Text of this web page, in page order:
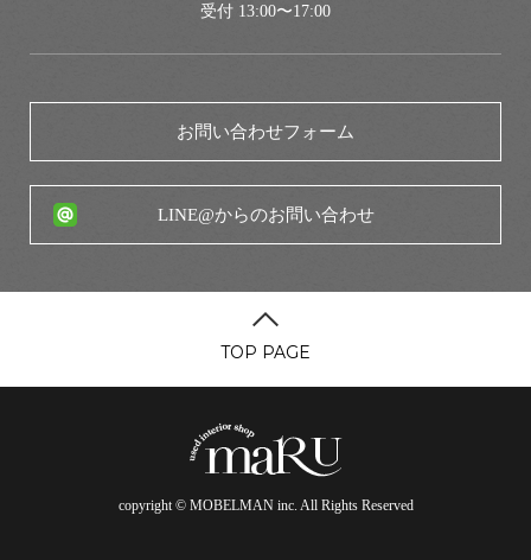
受付 13:00〜17:00
お問い合わせフォーム
LINE@からのお問い合わせ
TOP PAGE
copyright © MOBELMAN inc. All Rights Reserved